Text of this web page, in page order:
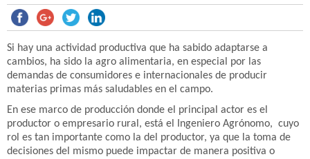
Si hay una actividad productiva que ha sabido adaptarse a
cambios, ha sido la agro alimentaria, en especial por las
demandas de consumidores e internacionales de producir
materias primas más saludables en el campo.
En ese marco de producción donde el principal actor es el
productor o empresario rural, está el Ingeniero Agrónomo, cuyo
rol es tan importante como la del productor, ya que la toma de
decisiones del mismo puede impactar de manera positiva o